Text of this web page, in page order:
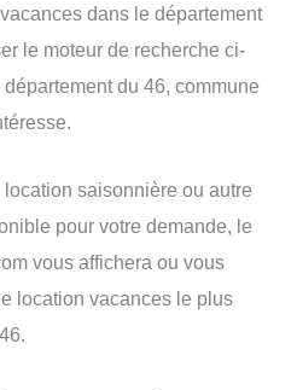
dans le département
le moteur de recherche ci-
du 46, commune
saisonnière ou autre
pour votre demande, le
vous affichera ou vous
location vacances le plus